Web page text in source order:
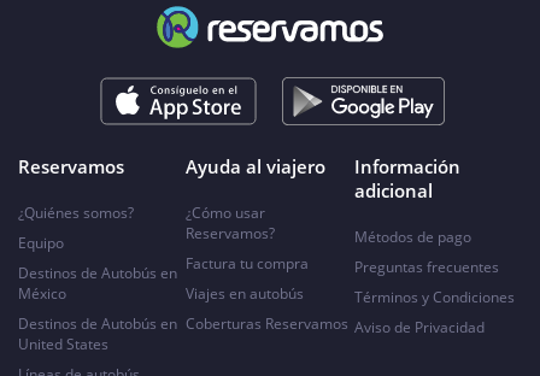
Reservamos
¿Quiénes somos?
Equipo
Destinos de Autobús en
México
Destinos de Autobús en
United States
Ayuda al viajero
¿Cómo usar
Reservamos?
Factura tu compra
Viajes en autobús
Coberturas Reservamos
Información
adicional
Métodos de pago
Preguntas frecuentes
Términos y Condiciones
Aviso de Privacidad